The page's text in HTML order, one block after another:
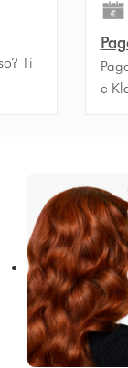
Ti
e